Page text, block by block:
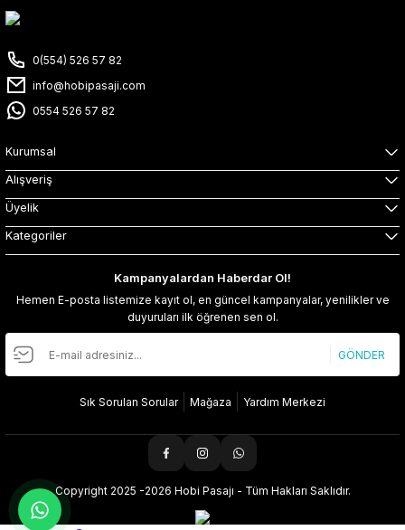
0(554) 526 57 82
info@hobipasaji.com
0554 526 57 82
Kurumsal
Alışveriş
Üyelik
Kategoriler
Kampanyalardan Haberdar Ol!
Hemen E-posta listemize kayıt ol, en güncel kampanyalar, yenilikler ve
duyuruları ilk öğrenen sen ol.
GÖNDER
Sık Sorulan Sorular Mağaza Yardım Merkezi
Copyright 2025 -2026 Hobi Pasajı - Tüm Hakları Saklıdır.